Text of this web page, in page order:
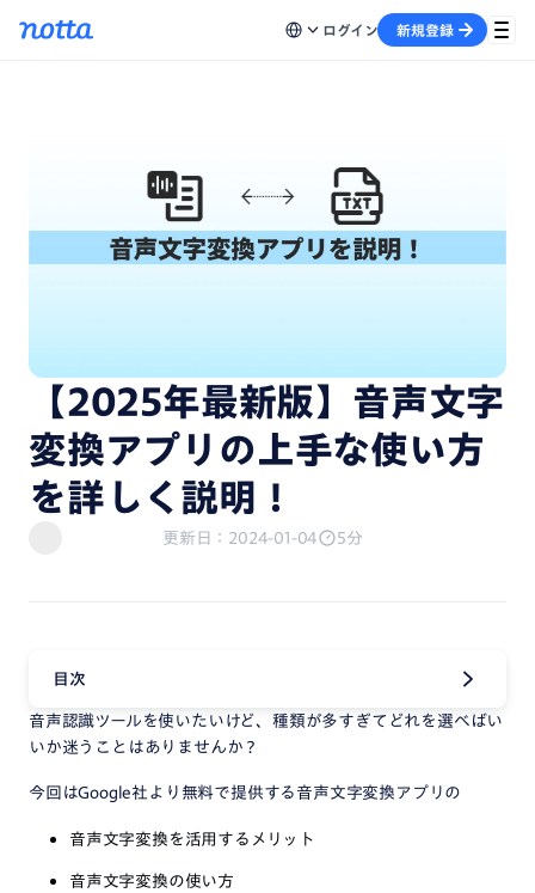
ログイン 新規登録
【2025年最新版】音声文字
変換アプリの上手な使い方
を詳しく説明！
更新日：2024-01-04 5分
目次
音声認識ツールを使いたいけど、種類が多すぎてどれを選べばい
いか迷うことはありませんか？
今回はGoogle社より無料で提供する音声文字変換アプリの
音声文字変換を活用するメリット
音声文字変換の使い方